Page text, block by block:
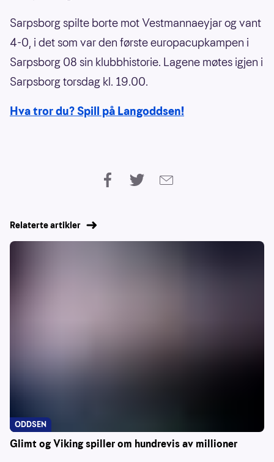
Sarpsborg spilte borte mot Vestmannaeyjar og vant
4-0, i det som var den første europacupkampen i
Sarpsborg 08 sin klubbhistorie. Lagene møtes igjen i
Sarpsborg torsdag kl. 19.00.
Hva tror du? Spill på Langoddsen!
Relaterte artikler
Glimt og Viking spiller om hundrevis av millioner
ODDSEN